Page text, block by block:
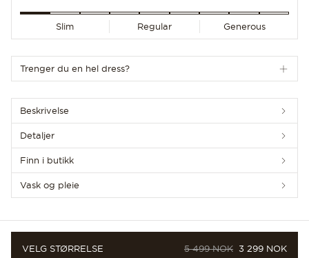
Slim Regular Generous
Trenger du en hel dress?
Beskrivelse
Detaljer
Finn i butikk
Vask og pleie
VELG STØRRELSE ORIGINALPRIS
5 499 NOK PRIS
3 299 NOK